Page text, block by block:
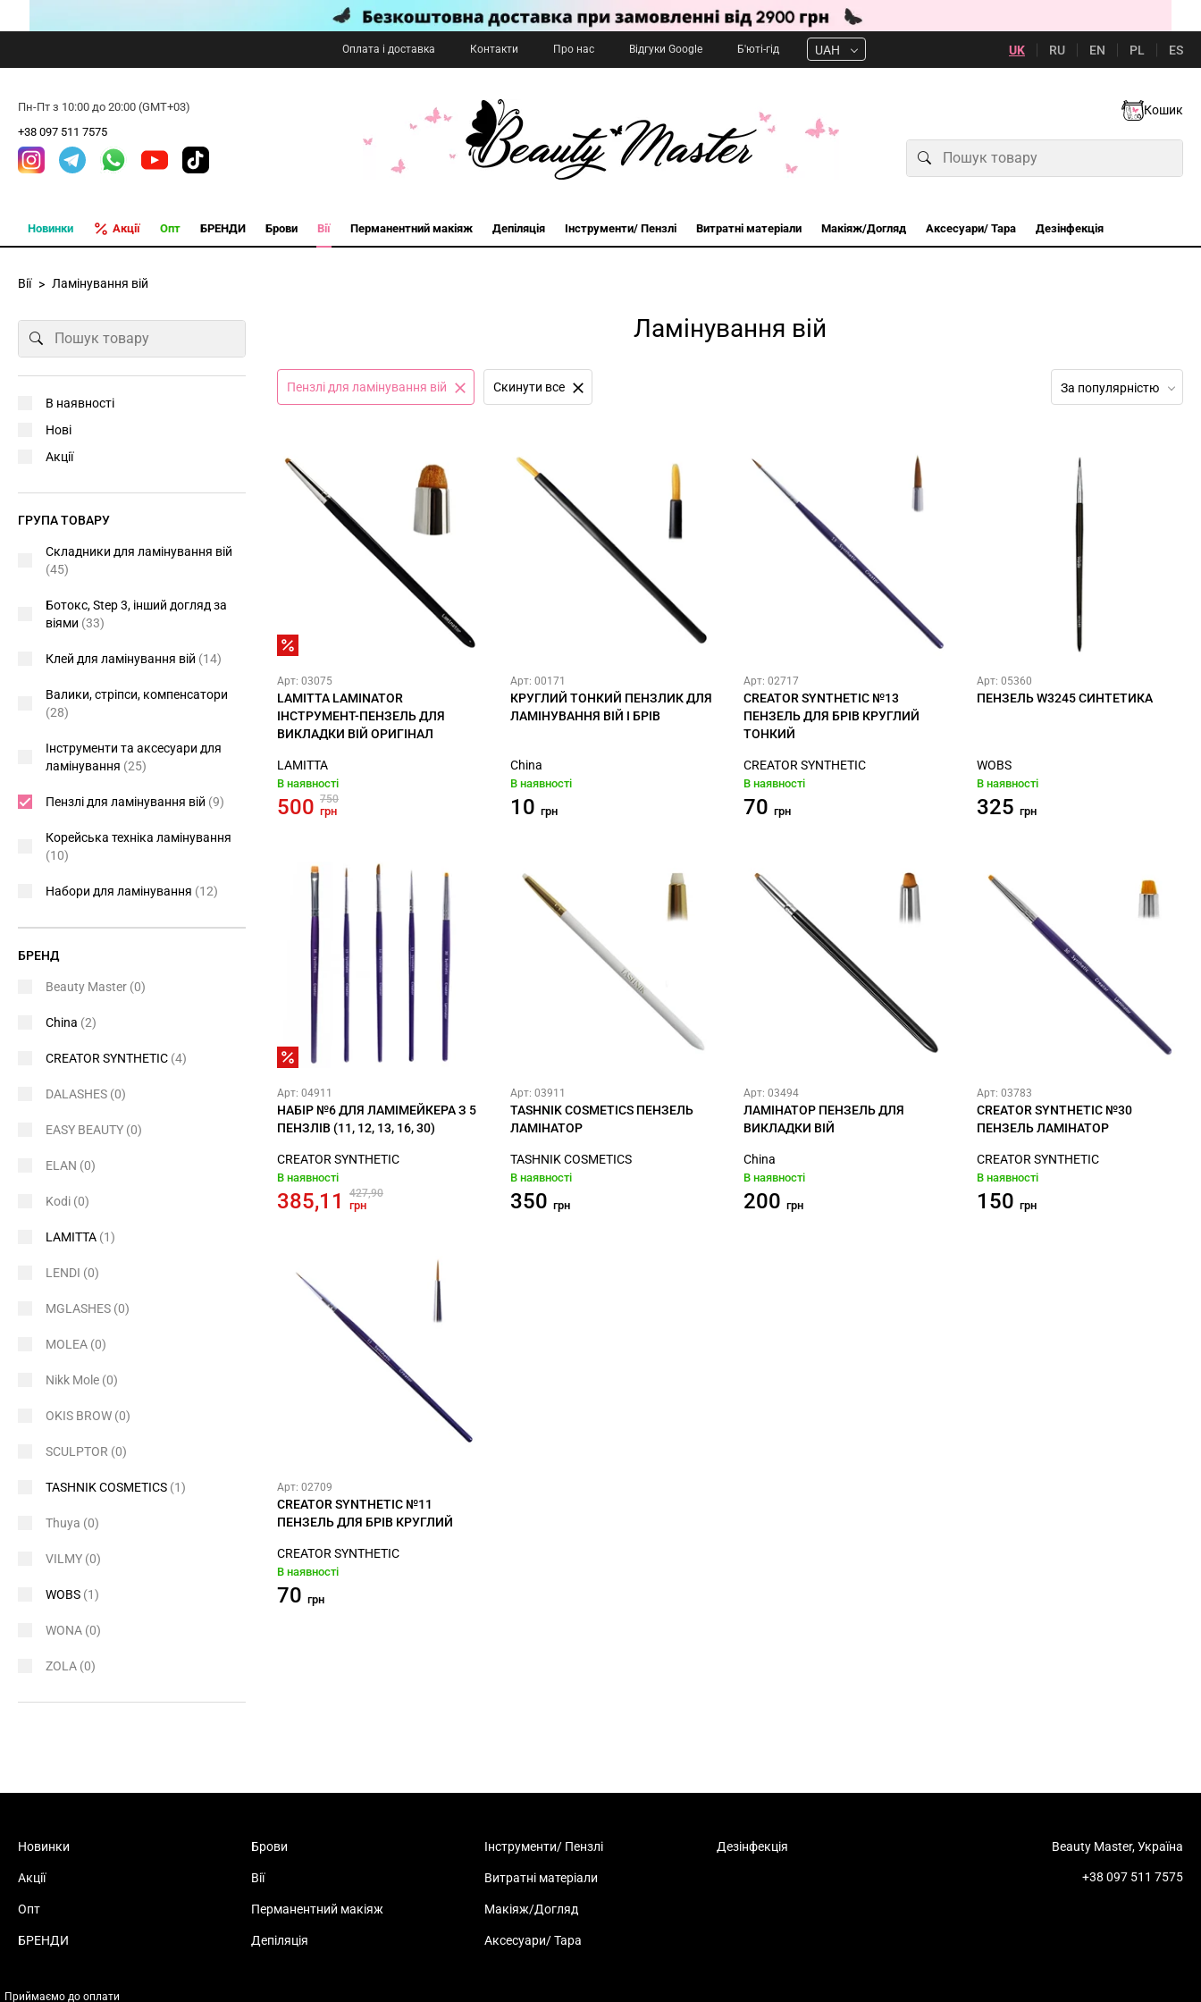
Оплата і доставка Контакти Про нас Відгуки Google Б'юті-гід UAH UK RU EN PL ES
Пн-Пт з 10:00 до 20:00 (GMT+03)
+38 097 511 7575
Кошик
Новинки Акції Опт БРЕНДИ Брови Вії Перманентний макіяж Депіляція Інструменти/ Пензлі Витратні матеріали Макіяж/Догляд Аксесуари/ Тара Дезінфекція
Вії Ламінування вій
Ламінування вій
За популярністю
Пензлі для ламінування вій Cкинути все
Арт: 03075
LAMITTA LAMINATOR
ІНСТРУМЕНТ-ПЕНЗЕЛЬ ДЛЯ
ВИКЛАДКИ ВІЙ ОРИГІНАЛ
LAMITTA
В наявності
500 750
грн
Арт: 00171
КРУГЛИЙ ТОНКИЙ ПЕНЗЛИК ДЛЯ
ЛАМІНУВАННЯ ВІЙ І БРІВ
China
В наявності
10 грн
Арт: 02717
CREATOR SYNTHETIC №13
ПЕНЗЕЛЬ ДЛЯ БРІВ КРУГЛИЙ
ТОНКИЙ
CREATOR SYNTHETIC
В наявності
70 грн
Арт: 05360
ПЕНЗЕЛЬ W3245 СИНТЕТИКА
WOBS
В наявності
325 грн
Арт: 04911
НАБІР №6 ДЛЯ ЛАМІМЕЙКЕРА З 5
ПЕНЗЛІВ (11, 12, 13, 16, 30)
CREATOR SYNTHETIC
В наявності
385,11 427,90
грн
Арт: 03911
TASHNIK COSMETICS ПЕНЗЕЛЬ
ЛАМІНАТОР
TASHNIK COSMETICS
В наявності
350 грн
Арт: 03494
ЛАМІНАТОР ПЕНЗЕЛЬ ДЛЯ
ВИКЛАДКИ ВІЙ
China
В наявності
200 грн
Арт: 03783
CREATOR SYNTHETIC №30
ПЕНЗЕЛЬ ЛАМІНАТОР
CREATOR SYNTHETIC
В наявності
150 грн
Арт: 02709
CREATOR SYNTHETIC №11
ПЕНЗЕЛЬ ДЛЯ БРІВ КРУГЛИЙ
CREATOR SYNTHETIC
В наявності
70 грн
В наявності
Нові
Акції
ГРУПА ТОВАРУ
Складники для ламінування вій
(45)
Ботокс, Step 3, інший догляд за
віями (33)
Клей для ламінування вій (14)
Валики, стріпси, компенсатори
(28)
Інструменти та аксесуари для
ламінування (25)
Пензлі для ламінування вій (9)
Корейська техніка ламінування
(10)
Набори для ламінування (12)
БРЕНД
Beauty Master (0)
China (2)
CREATOR SYNTHETIC (4)
DALASHES (0)
EASY BEAUTY (0)
ELAN (0)
Kodi (0)
LAMITTA (1)
LENDI (0)
MGLASHES (0)
MOLEA (0)
Nikk Mole (0)
OKIS BROW (0)
SCULPTOR (0)
TASHNIK COSMETICS (1)
Thuya (0)
VILMY (0)
WOBS (1)
WONA (0)
ZOLA (0)
Новинки
Акції
Опт
БРЕНДИ
Брови
Вії
Перманентний макіяж
Депіляція
Інструменти/ Пензлі
Витратні матеріали
Макіяж/Догляд
Аксесуари/ Тара
Дезінфекція Beauty Master, Україна
+38 097 511 7575
Приймаємо до оплати